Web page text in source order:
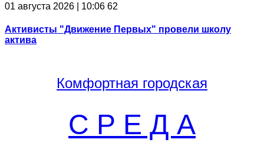
01 августа 2026 | 10:06 62
Активисты "Движение Первых" провели школу
актива
Комфортная городская
С Р Е Д А